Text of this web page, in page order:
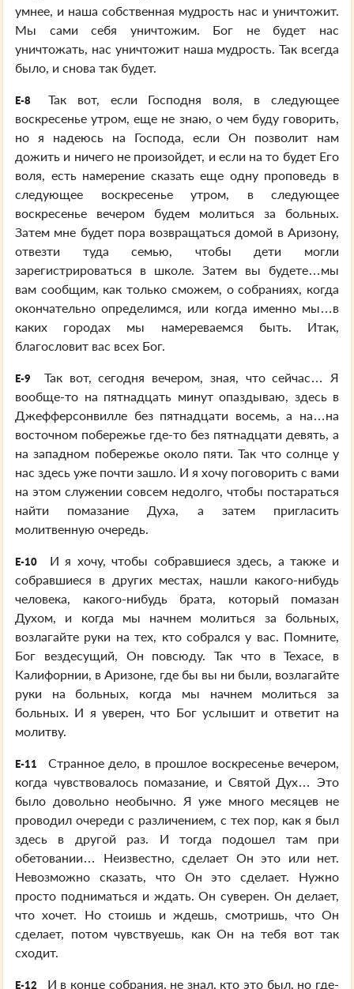
умнее, и наша собственная мудрость нас и уничтожит.
Мы сами себя уничтожим. Бог не будет нас
уничтожать, нас уничтожит наша мудрость. Так всегда
было, и снова так будет.
E-8
Так вот, если Господня воля, в следующее
воскресенье утром, еще не знаю, о чем буду говорить,
но я надеюсь на Господа, если Он позволит нам
дожить и ничего не произойдет, и если на то будет Его
воля, есть намерение сказать еще одну проповедь в
следующее воскресенье утром, в следующее
воскресенье вечером будем молиться за больных.
Затем мне будет пора возвращаться домой в Аризону,
отвезти туда семью, чтобы дети могли
зарегистрироваться в школе. Затем вы будете…мы
вам сообщим, как только сможем, о собраниях, когда
окончательно определимся, или когда именно мы…в
каких городах мы намереваемся быть. Итак,
благословит вас всех Бог.
E-9
Так вот, сегодня вечером, зная, что сейчас… Я
вообще-то на пятнадцать минут опаздываю, здесь в
Джефферсонвилле без пятнадцати восемь, а на…на
восточном побережье где-то без пятнадцати девять, а
на западном побережье около пяти. Так что солнце у
нас здесь уже почти зашло. И я хочу поговорить с вами
на этом служении совсем недолго, чтобы постараться
найти помазание Духа, а затем пригласить
молитвенную очередь.
E-10
И я хочу, чтобы собравшиеся здесь, а также и
собравшиеся в других местах, нашли какого-нибудь
человека, какого-нибудь брата, который помазан
Духом, и когда мы начнем молиться за больных,
возлагайте руки на тех, кто собрался у вас. Помните,
Бог вездесущий, Он повсюду. Так что в Техасе, в
Калифорнии, в Аризоне, где бы вы ни были, возлагайте
руки на больных, когда мы начнем молиться за
больных. И я уверен, что Бог услышит и ответит на
молитву.
E-11
Странное дело, в прошлое воскресенье вечером,
когда чувствовалось помазание, и Святой Дух… Это
было довольно необычно. Я уже много месяцев не
проводил очереди с различением, с тех пор, как я был
здесь в другой раз. И тогда подошел там при
обетовании… Неизвестно, сделает Он это или нет.
Невозможно сказать, что Он это сделает. Нужно
просто подниматься и ждать. Он суверен. Он делает,
что хочет. Но стоишь и ждешь, смотришь, что Он
сделает, потом чувствуешь, как Он на тебя вот так
сходит.
E-12 И в конце собрания, не знал, кто это был, но где-